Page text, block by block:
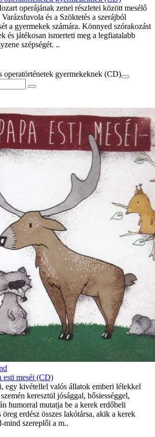
operájának zenei részletei között mesélő
és a Szöktetés a szerájból
a gyermekek számára. Könnyed szórakozást
és játékosan ismerteti meg a legfiatalabb
szépségét. ..
operatörténetek gyermekeknek (CD)
esti meséi (CD)
egy kivétellel valós állatok emberi lélekkel
keresztül jósággal, hősiességgel,
humorral mutatja be a kerek erdőbeli
erdész összes lakótársa, akik a kerek
mind szereplői a m..